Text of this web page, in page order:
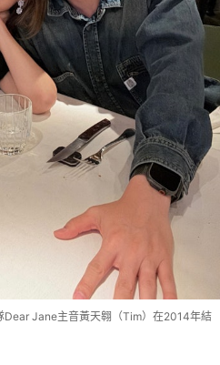
Dear Jane主音黃天翱（Tim）在2014年結